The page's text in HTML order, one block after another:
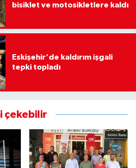
bisiklet ve motosikletlere kaldı
Eskişehir'de kaldırım işgali
tepki topladı
çekebilir